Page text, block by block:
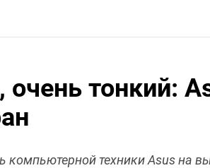
очень тонкий:
компьютерной техники Asus на